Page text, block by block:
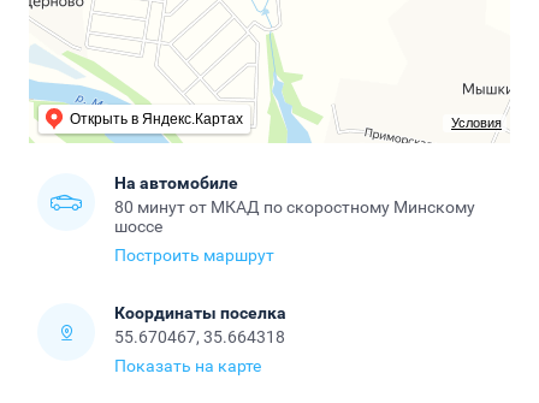
Условия
Открыть в Яндекс.Картах
На автомобиле
80 минут от МКАД по скоростному Минскому
шоссе
Построить маршрут
Координаты поселка
55.670467, 35.664318
Показать на карте